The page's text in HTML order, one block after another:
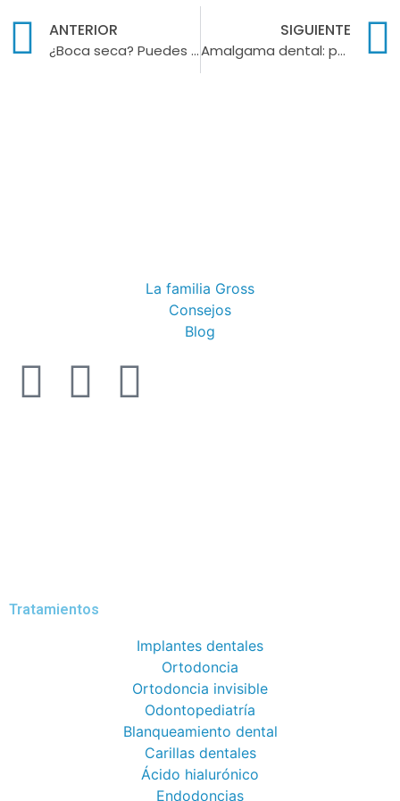
ANTERIOR
¿Boca seca? Puedes tener xerostomía
SIGUIENTE
Amalgama dental: para qué sirve y sus posibles peligros
La familia Gross
Consejos
Blog
Tratamientos
Implantes dentales
Ortodoncia
Ortodoncia invisible
Odontopediatría
Blanqueamiento dental
Carillas dentales
Ácido hialurónico
Endodoncias